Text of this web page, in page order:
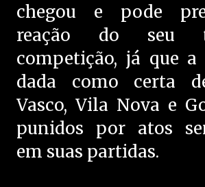
chegou e pode
reação do seu
competição, já que a
dada como certa
Vasco, Vila Nova e
punidos por atos
em suas partidas.